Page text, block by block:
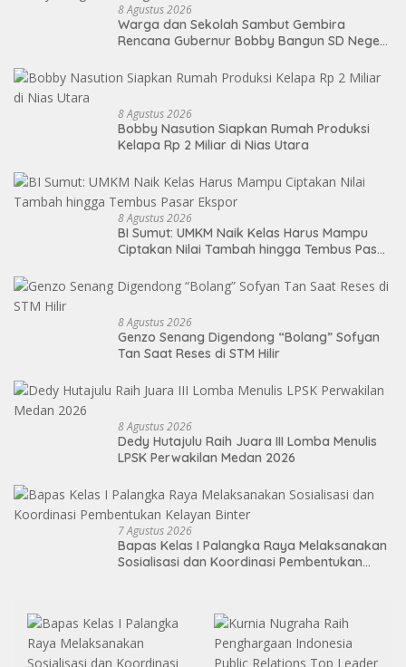
8 Agustus 2026
Warga dan Sekolah Sambut Gembira
Rencana Gubernur Bobby Bangun SD Negeri
8 Agustus 2026
Bobby Nasution Siapkan Rumah Produksi
Kelapa Rp 2 Miliar di Nias Utara
8 Agustus 2026
BI Sumut: UMKM Naik Kelas Harus Mampu
Ciptakan Nilai Tambah hingga Tembus Pasar
8 Agustus 2026
Genzo Senang Digendong “Bolang” Sofyan
Tan Saat Reses di STM Hilir
8 Agustus 2026
Dedy Hutajulu Raih Juara III Lomba Menulis
LPSK Perwakilan Medan 2026
7 Agustus 2026
Bapas Kelas I Palangka Raya Melaksanakan
Sosialisasi dan Koordinasi Pembentukan